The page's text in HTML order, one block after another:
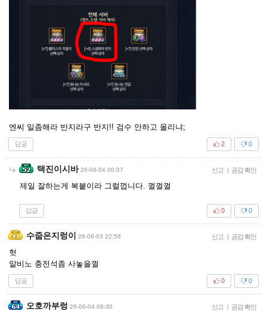
엔씨 일좀해라 반지라구 반지!! 검수 안하고 올리냐;
답글 0
2
택진이시바 26-06-04 00:07 신고 | 공감 확인
제일 잘하는게 복붙이라 그럴껍니다. 껄껄껄
답글 0
0
수줍은지렁이 26-06-03 22:56 신고 | 공감 확인
헛
알비노 충전석좀 사놓을껄
답글 0
0
오호까부렁 26-06-04 08:30 신고 | 공감 확인